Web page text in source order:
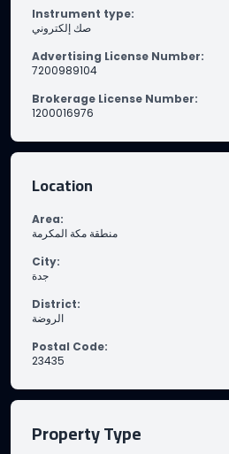
Instrument type:
صك إلكتروني
Advertising License Number:
7200989104
Brokerage License Number:
1200016976
Location
Area:
منطقة مكة المكرمة
City:
جدة
District:
الروضة
Postal Code:
23435
Property Type